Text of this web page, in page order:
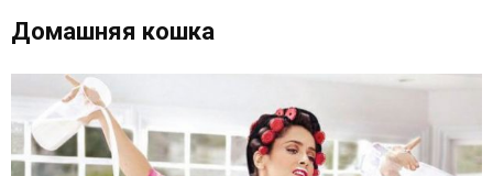
Домашняя кошка